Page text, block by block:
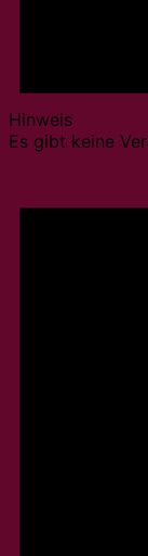
Hinweis
Es gibt keine